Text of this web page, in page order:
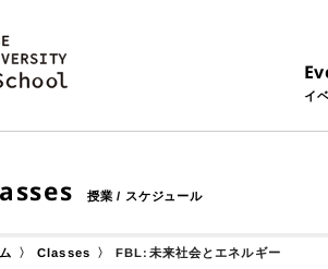
イ
授業 / スケジュール
Classes FBL:未来社会とエネルギー